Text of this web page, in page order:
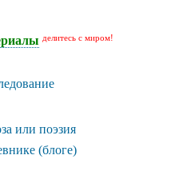
делитесь с миром!
или поэзия
(блоге)